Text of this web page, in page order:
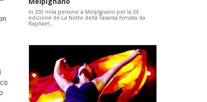
In 200 mila persone a Melpignano per la XX
edizione de La Notte della Taranta firmata da
Raphael…